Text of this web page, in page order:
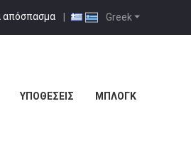
Greek
απόσπασμα |
ΥΠΟΘΈΣΕΙΣ ΜΠΛΟΓΚ